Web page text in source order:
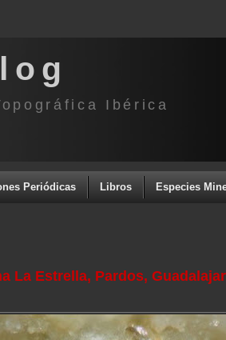
Ibérica
Periódicas Libros Especies
La Estrella, Pardos,